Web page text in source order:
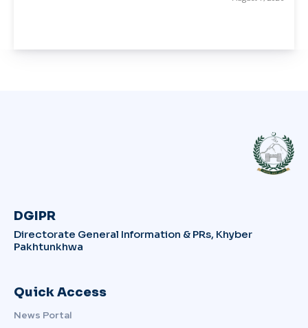
DGIPR
Directorate General Information & PRs, Khyber
Pakhtunkhwa
Quick Access
News Portal